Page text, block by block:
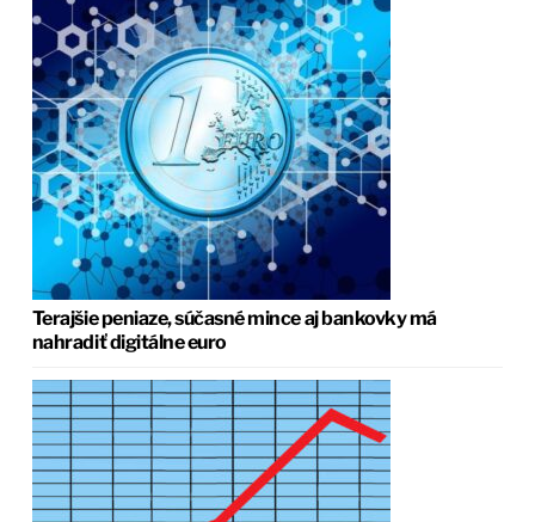
Terajšie peniaze, súčasné mince aj bankovky má
nahradiť digitálne euro